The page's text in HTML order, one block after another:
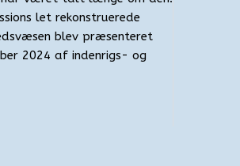
let rekonstruerede
blev præsenteret
2024 af indenrigs- og